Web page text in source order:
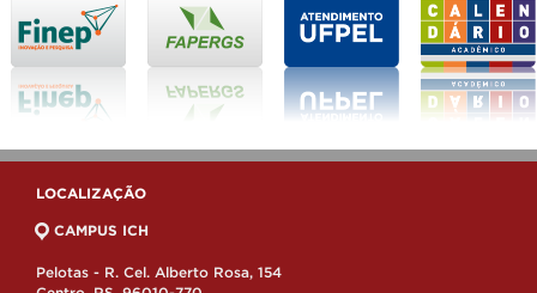
LOCALIZAÇÃO
CAMPUS ICH
Pelotas - R. Cel. Alberto Rosa, 154